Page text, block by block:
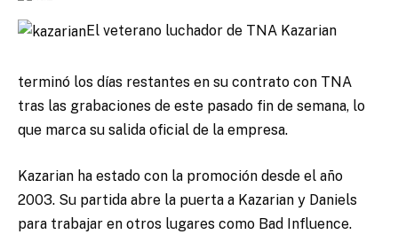
El veterano luchador de TNA Kazarian
terminó los días restantes en su contrato con TNA
tras las grabaciones de este pasado fin de semana, lo
que marca su salida oficial de la empresa.
Kazarian ha estado con la promoción desde el año
2003. Su partida abre la puerta a Kazarian y Daniels
para trabajar en otros lugares como Bad Influence.